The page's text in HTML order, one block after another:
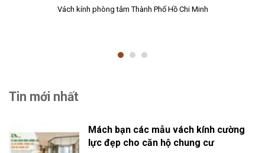
Vách kính phòng tắm Thành Phố Hồ Chi Minh
Tin mới nhất
Mách bạn các mẫu vách kính cường
lực đẹp cho căn hộ chung cư